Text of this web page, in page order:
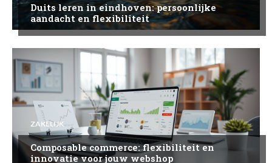
Duits leren in eindhoven: persoonlijke
aandacht en flexibiliteit
ZAKELIJK
Composable commerce: flexibiliteit en
innovatie voor jouw webshop